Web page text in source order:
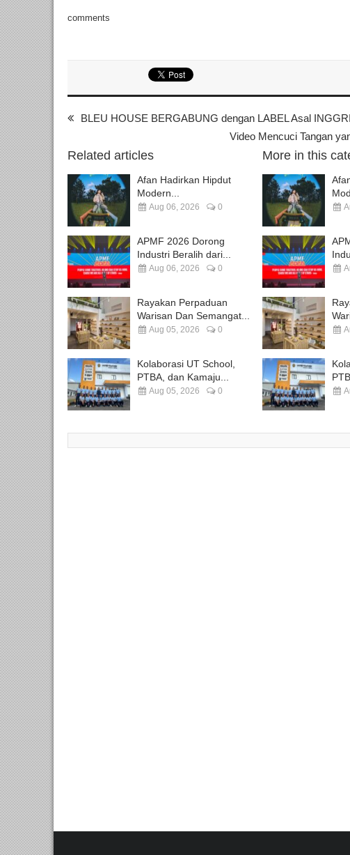
comments
BLEU HOUSE BERGABUNG dengan LABEL Asal
Video Mencuci Tangan
Related articles
Afan Hadirkan Hipdut
Modern...
Aug 06, 2026 0
APMF 2026 Dorong
Industri Beralih dari...
Aug 06, 2026 0
Rayakan Perpaduan
Warisan Dan Semangat...
Aug 05, 2026 0
Kolaborasi UT School,
PTBA, dan Kamaju...
Aug 05, 2026 0
More in this